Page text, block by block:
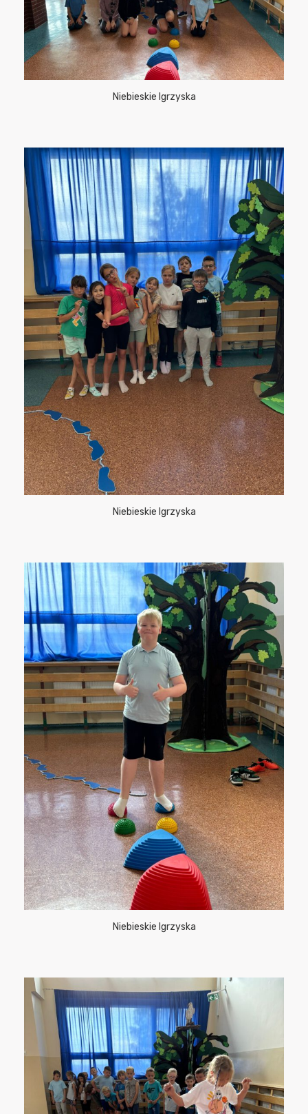
Niebieskie Igrzyska
Niebieskie Igrzyska
Niebieskie Igrzyska